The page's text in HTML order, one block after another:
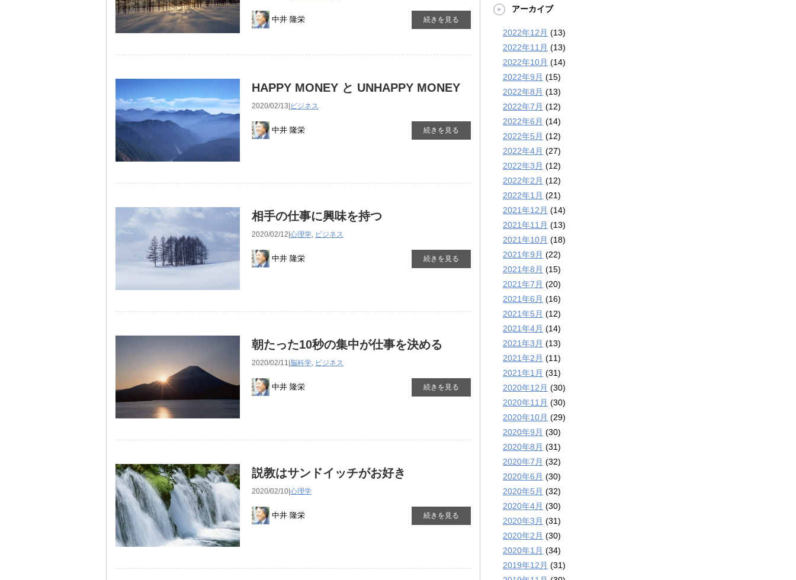
中井 隆栄 続きを見る
HAPPY MONEY と UNHAPPY MONEY
2020/02/13| ビジネス
中井 隆栄 続きを見る
相手の仕事に興味を持つ
2020/02/12| 心理学, ビジネス
中井 隆栄 続きを見る
朝たった10秒の集中が仕事を決める
2020/02/11| 脳科学, ビジネス
中井 隆栄 続きを見る
説教はサンドイッチがお好き
2020/02/10| 心理学
中井 隆栄 続きを見る
アーカイブ
2022年12月 (13)
2022年11月 (13)
2022年10月 (14)
2022年9月 (15)
2022年8月 (13)
2022年7月 (12)
2022年6月 (14)
2022年5月 (12)
2022年4月 (27)
2022年3月 (12)
2022年2月 (12)
2022年1月 (21)
2021年12月 (14)
2021年11月 (13)
2021年10月 (18)
2021年9月 (22)
2021年8月 (15)
2021年7月 (20)
2021年6月 (16)
2021年5月 (12)
2021年4月 (14)
2021年3月 (13)
2021年2月 (11)
2021年1月 (31)
2020年12月 (30)
2020年11月 (30)
2020年10月 (29)
2020年9月 (30)
2020年8月 (31)
2020年7月 (32)
2020年6月 (30)
2020年5月 (32)
2020年4月 (30)
2020年3月 (31)
2020年2月 (30)
2020年1月 (34)
2019年12月 (31)